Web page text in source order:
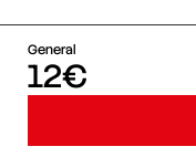
General
12€